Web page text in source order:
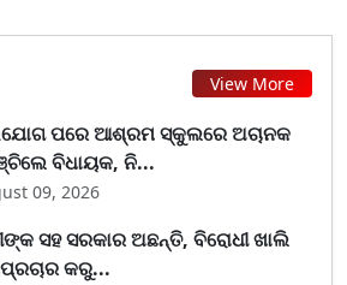
View More
ପରେ ଆଶ୍ରମ ସ୍କୁଲରେ ଅଚାନକ
ବିଧାୟକ, ନି...
09, 2026
ସହ ସରକାର ଅଛନ୍ତି, ବିରୋଧୀ ଖାଲି
କରୁ...